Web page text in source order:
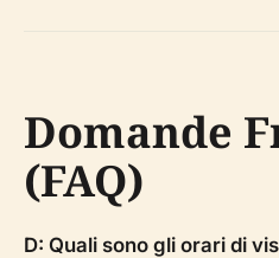
Domande
(FAQ)
D: Quali sono gli orari di